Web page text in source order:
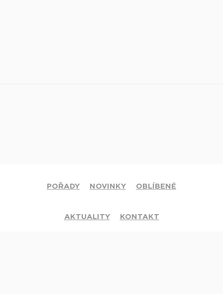
POŘADY NOVINKY OBLÍBENÉ
AKTUALITY KONTAKT